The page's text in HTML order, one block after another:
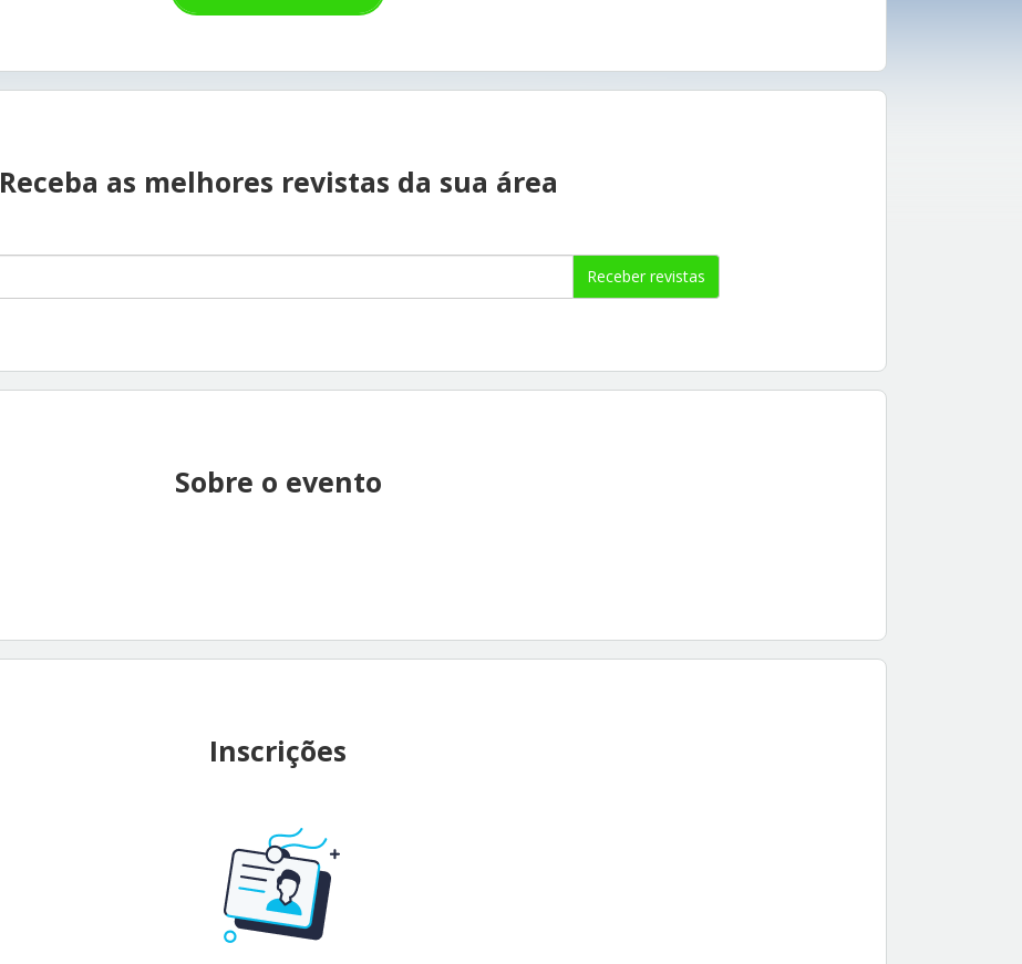
Receba as melhores revistas da sua área
Receber revistas
Sobre o evento
Inscrições